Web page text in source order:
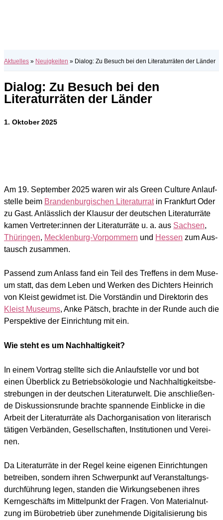
Aktuelles » Neuigkeiten » Dialog: Zu Besuch bei den Literaturräten der Länder
Dialog: Zu Besuch bei den
Literaturräten der Länder
1. Oktober 2025
Am 19. Sep­tem­ber 2025 waren wir als Green Cul­tu­re Anlauf­
stel­le beim Bran­den­bur­gi­schen Lite­ra­tur­ratin Frank­furt Oder
zu Gast. Anläss­lich der Klau­sur der deut­schen Lite­ra­tur­rä­te
kamen Vertreter:innen der Lite­ra­tur­rä­te u. a. aus Sach­sen,
Thü­rin­gen, Meck­len­burg-Vor­pom­mern und Hes­sen zum Aus­
tausch zusam­men.
Pas­send zum Anlass fand ein Teil des Tref­fens in dem Muse­
um statt, das dem Leben und Wer­ken des Dich­ters Hein­rich
von Kleist gewid­met ist. Die Vor­stän­din und Direk­to­rin des
Kleist Muse­ums, Anke Pät­sch, brach­te in der Run­de auch die
Per­spek­ti­ve der Ein­rich­tung mit ein.
Wie steht es um Nachhaltigkeit?
In einem Vor­trag stell­te sich die Anlauf­stel­le vor und bot
einen Über­blick zu Betriebs­öko­lo­gie und Nach­hal­tig­keits­be­
stre­bun­gen in der deut­schen Lite­ra­tur­welt. Die anschlie­ßen­
de Dis­kus­si­ons­run­de brach­te span­nen­de Ein­bli­cke in die
Arbeit der Lite­ra­tur­rä­te als Dach­or­ga­ni­sa­ti­on von lite­ra­risch
täti­gen Ver­bän­den, Gesell­schaf­ten, Insti­tu­tio­nen und Ver­ei­
nen.
Da Lite­ra­tur­rä­te in der Regel kei­ne eige­nen Ein­rich­tun­gen
betrei­ben, son­dern ihren Schwer­punkt auf Ver­an­stal­tungs­
durch­füh­rung legen, stan­den die Wir­kungs­ebe­nen ihres
Kern­ge­schäfts im Mit­tel­punkt der Fra­gen. Von Mate­ri­al­nut­
zung im Büro­be­trieb über zuneh­men­de Digi­ta­li­sie­rung bis